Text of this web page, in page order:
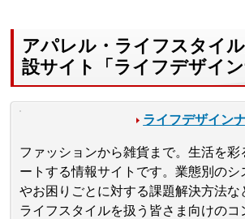
アパレル・ライフスタイ
設サイト「ライフデザイン
ライフデザイン
ファッションから雑貨まで。生活を彩
ートする情報サイトです。業態別のシ
やお困りごとに対する課題解決方法な
ライフスタイルを扱う皆さま向けのコ